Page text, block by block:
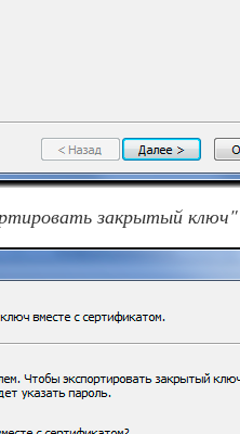
закрытый ключ"